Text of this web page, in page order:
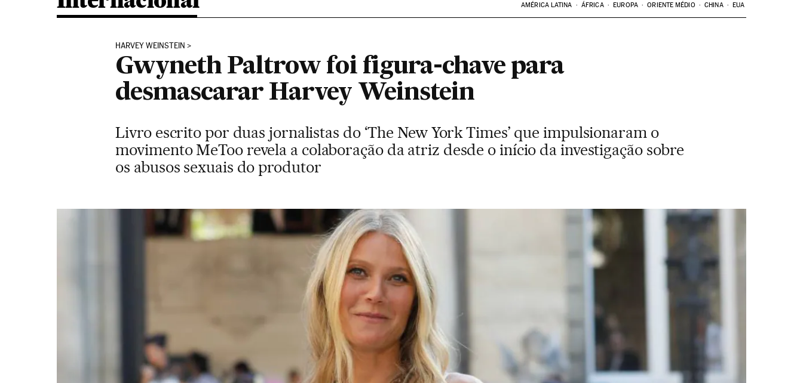
AMÉRICA LATINA ÁFRICA EUROPA ORIENTE MÉDIO CHINA EUA
HARVEY WEINSTEIN
Gwyneth Paltrow foi figura-chave para
desmascarar Harvey Weinstein
Livro escrito por duas jornalistas do ‘The New York Times’ que impulsionaram o
movimento MeToo revela a colaboração da atriz desde o início da investigação sobre
os abusos sexuais do produtor